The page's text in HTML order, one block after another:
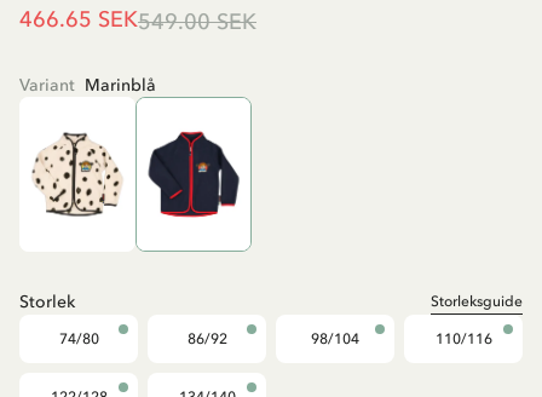
466.65 SEK549.00 SEK
Variant Marinblå
Storlek Storleksguide
74/80 86/92 98/104 110/116